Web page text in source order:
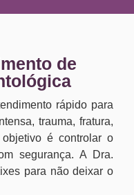
de
rápido para
trauma, fratura,
é controlar o
segurança. A Dra.
para não deixar o